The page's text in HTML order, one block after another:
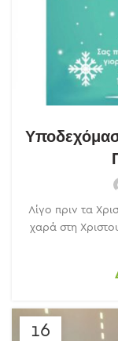
Λίγο πριν τα
χαρά στη
16